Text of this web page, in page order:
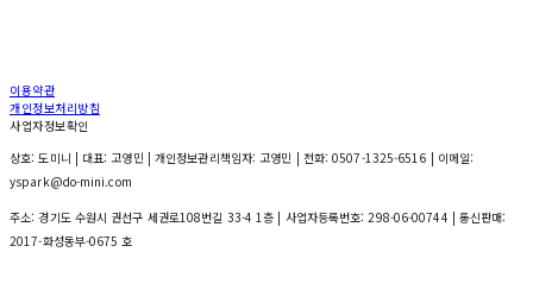
이용약관
개인정보처리방침
사업자정보확인
상호: 도미니 | 대표: 고영민 | 개인정보관리책임자: 고영민 | 전화: 0507-1325-6516 | 이메일:
yspark@do-mini.com
주소: 경기도 수원시 권선구 세권로108번길 33-4 1층 | 사업자등록번호:298-06-00744 | 통신판매:
2017-화성동부-0675 호